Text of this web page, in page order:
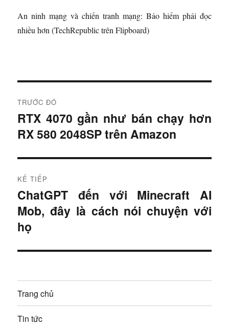
An ninh mạng và chiến tranh mạng: Bảo hiểm phải đọc
nhiều hơn (TechRepublic trên Flipboard)
i
ề
u
h
ư
ớ
b
à
TRƯỚC ĐÓ
B
à
t
r
ư
ớ
c
:
RTX 4070 gần như bán chạy hơn
RX 580 2048SP trên Amazon
KẾ TIẾP
B
à
i
i
p
:
ChatGPT đến với Minecraft AI
Mob, đây là cách nói chuyện với
họ
Trang chủ
Tin tức